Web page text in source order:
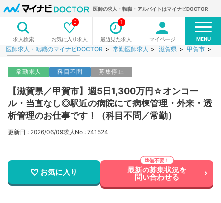
医師の求人・転職・アルバイトはマイナビDOCTOR
求人検索 お気に入り求人
0
最近見た求人
1
マイページ MENU
医師求人・転職のマイナビDOCTOR 常勤医師求人 滋賀県 甲賀市
常勤求人 科目不問 募集停止
【滋賀県／甲賀市】週5日1,300万円☆オンコー
ル・当直なし◎駅近の病院にて病棟管理・外来・透
析管理のお仕事です！（科目不問／常勤）
更新日 : 2026/06/09求人No : 741524
お気に入り 最新の募集状況を
問い合わせる